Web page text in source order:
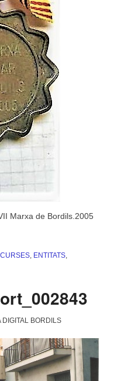
Marxa de Bordils.2005
CURSES, ENTITATS,
BORDILS